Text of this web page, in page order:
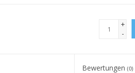
+
-
Bewertungen(0)